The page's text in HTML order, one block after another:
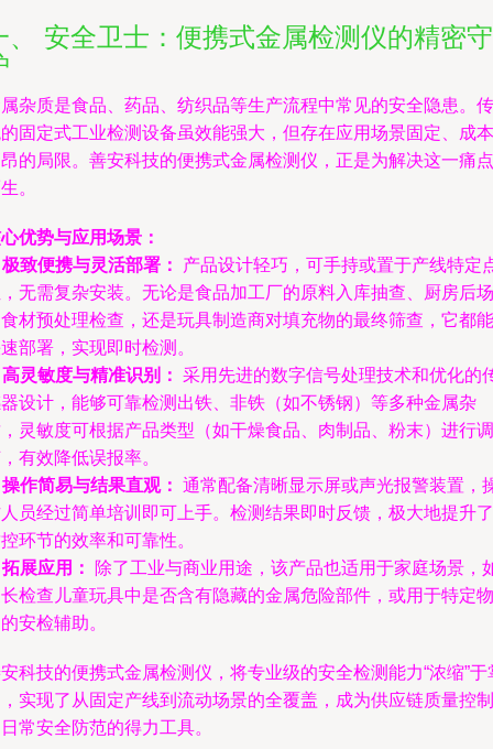
、 安全卫士：便携式金属检测仪的精密守
杂质是食品、药品、纺织品等生产流程中常见的安全隐患。传
固定式工业检测设备虽效能强大，但存在应用场景固定、成本
的局限。善安科技的便携式金属检测仪，正是为解决这一痛点
。
优势与应用场景：
极致便携与灵活部署：
产品设计轻巧，可手持或置于产线特定
无需复杂安装。无论是食品加工厂的原料入库抽查、厨房后场
材预处理检查，还是玩具制造商对填充物的最终筛查，它都能
部署，实现即时检测。
高灵敏度与精准识别： 采用先进的数字信号处理技术和优化的
设计，能够可靠检测出铁、非铁（如不锈钢）等多种金属杂
灵敏度可根据产品类型（如干燥食品、肉制品、粉末）进行调
有效降低误报率。
操作简易与结果直观： 通常配备清晰显示屏或声光报警装置，
员经过简单培训即可上手。检测结果即时反馈，极大地提升了
环节的效率和可靠性。
拓展应用：
除了工业与商业用途，该产品也适用于家庭场景，
检查儿童玩具中是否含有隐藏的金属危险部件，或用于特定物
安检辅助。
科技的便携式金属检测仪，将专业级的安全检测能力“浓缩”于
实现了从固定产线到流动场景的全覆盖，成为供应链质量控制
常安全防范的得力工具。